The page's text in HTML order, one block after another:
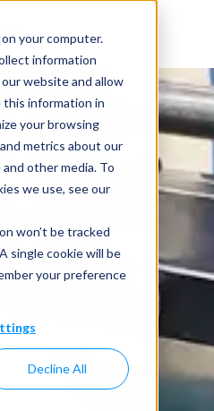
your computer.
information
website and allow
this information in
your browsing
metrics about our
other media. To
we use, see our
won’t be tracked
single cookie will be
your preference
Decline All